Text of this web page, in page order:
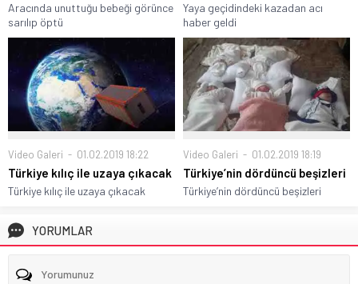
Aracında unuttuğu bebeği görünce
sarılıp öptü
Yaya geçidindeki kazadan acı
haber geldi
Video Galeri 01.02.2019 18:22
Türkiye kılıç ile uzaya çıkacak
Türkiye kılıç ile uzaya çıkacak
Video Galeri 01.02.2019 18:19
Türkiye’nin dördüncü beşizleri
Türkiye’nin dördüncü beşizleri
YORUMLAR